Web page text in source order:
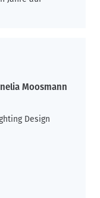
Moosmann
Design